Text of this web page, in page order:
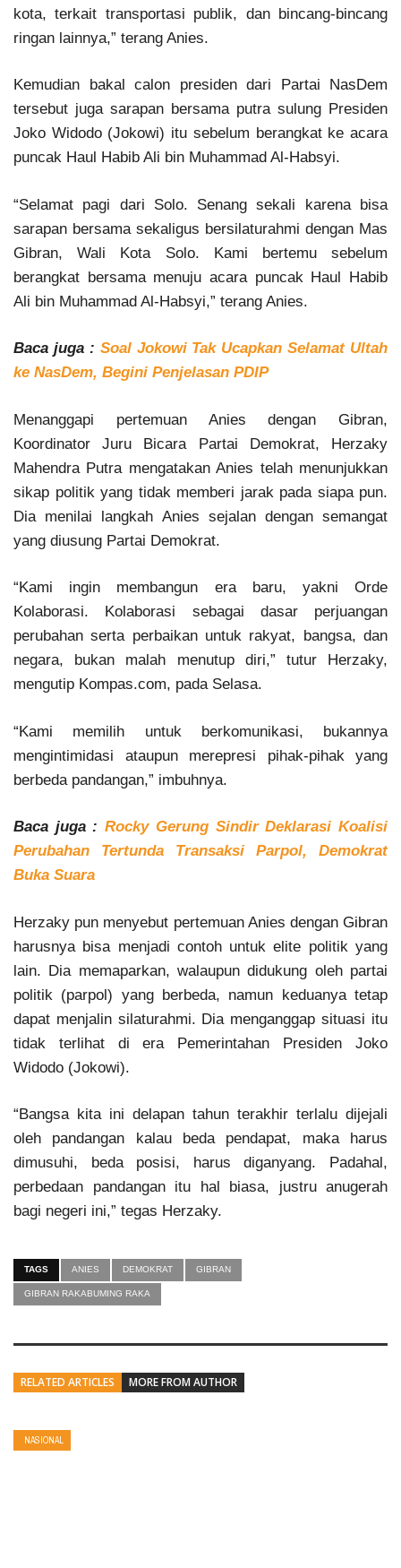
kota, terkait transportasi publik, dan bincang-bincang
ringan lainnya,” terang Anies.
Kemudian bakal calon presiden dari Partai NasDem
tersebut juga sarapan bersama putra sulung Presiden
Joko Widodo (Jokowi) itu sebelum berangkat ke acara
puncak Haul Habib Ali bin Muhammad Al-Habsyi.
“Selamat pagi dari Solo. Senang sekali karena bisa
sarapan bersama sekaligus bersilaturahmi dengan Mas
Gibran, Wali Kota Solo. Kami bertemu sebelum
berangkat bersama menuju acara puncak Haul Habib
Ali bin Muhammad Al-Habsyi,” terang Anies.
Baca juga : Soal Jokowi Tak Ucapkan Selamat Ultah
ke NasDem, Begini Penjelasan PDIP
Menanggapi pertemuan Anies dengan Gibran,
Koordinator Juru Bicara Partai Demokrat, Herzaky
Mahendra Putra mengatakan Anies telah menunjukkan
sikap politik yang tidak memberi jarak pada siapa pun.
Dia menilai langkah Anies sejalan dengan semangat
yang diusung Partai Demokrat.
“Kami ingin membangun era baru, yakni Orde
Kolaborasi. Kolaborasi sebagai dasar perjuangan
perubahan serta perbaikan untuk rakyat, bangsa, dan
negara, bukan malah menutup diri,” tutur Herzaky,
mengutip Kompas.com, pada Selasa.
“Kami memilih untuk berkomunikasi, bukannya
mengintimidasi ataupun merepresi pihak-pihak yang
berbeda pandangan,” imbuhnya.
Baca juga :Rocky Gerung Sindir Deklarasi Koalisi
Perubahan Tertunda Transaksi Parpol, Demokrat
Buka Suara
Herzaky pun menyebut pertemuan Anies dengan Gibran
harusnya bisa menjadi contoh untuk elite politik yang
lain. Dia memaparkan, walaupun didukung oleh partai
politik (parpol) yang berbeda, namun keduanya tetap
dapat menjalin silaturahmi. Dia menganggap situasi itu
tidak terlihat di era Pemerintahan Presiden Joko
Widodo (Jokowi).
“Bangsa kita ini delapan tahun terakhir terlalu dijejali
oleh pandangan kalau beda pendapat, maka harus
dimusuhi, beda posisi, harus diganyang. Padahal,
perbedaan pandangan itu hal biasa, justru anugerah
bagi negeri ini,” tegas Herzaky.
TAGS ANIES DEMOKRAT GIBRAN
GIBRAN RAKABUMING RAKA
RELATED ARTICLES MORE FROM AUTHOR
NASIONAL